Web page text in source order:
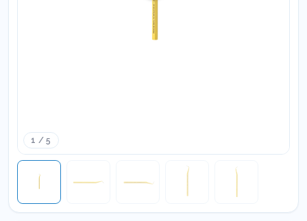
1 / 5